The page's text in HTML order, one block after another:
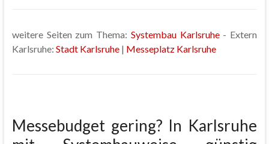
weitere Seiten zum Thema: Systembau Karlsruhe- Extern
Karlsruhe: Stadt Karlsruhe| Messeplatz Karlsruhe
Messebudget gering? In Karlsruhe